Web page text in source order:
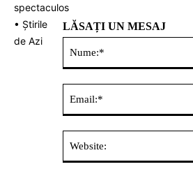
LĂSAȚI UN MESAJ